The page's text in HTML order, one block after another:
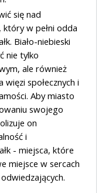
się nad
w pełni odda
Biało-niebieski
nie tylko
ale również
społecznych i
Aby miasto
swojego
on
i
- miejsca, które
miejsce w sercach